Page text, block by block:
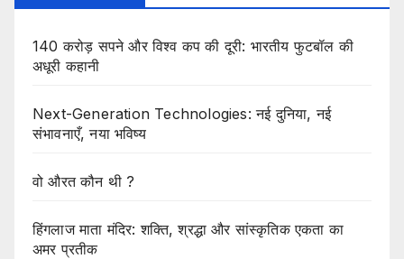
140 करोड़ सपने और विश्व कप की दूरी: भारतीय फुटबॉल की
अधूरी कहानी
Next-Generation Technologies: नई दुनिया, नई
संभावनाएँ, नया भविष्य
वो औरत कौन थी ?
हिंगलाज माता मंदिर: शक्ति, श्रद्धा और सांस्कृतिक एकता का
अमर प्रतीक